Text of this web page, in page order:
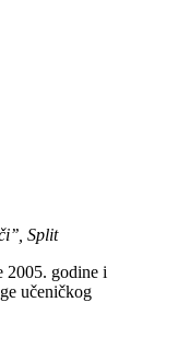
Split
2005. godine i
učeničkog